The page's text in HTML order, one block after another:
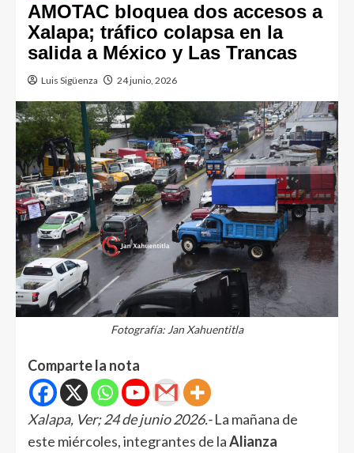
AMOTAC bloquea dos accesos a
Xalapa; tráfico colapsa en la
salida a México y Las Trancas
Luis Sigüenza 24 junio, 2026
Fotografía: Jan Xahuentitla
Comparte la nota
Xalapa, Ver; 24 de junio 2026.-La mañana de
este miércoles, integrantes de laAlianza